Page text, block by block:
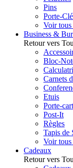
Pins
Porte-
Voir tous
Business &
Retour vers
Bloc-
Carnets
Etuis
Porte-
Post-It
Règles
Tapis de
Voir tous
Cadeaux
Retour vers